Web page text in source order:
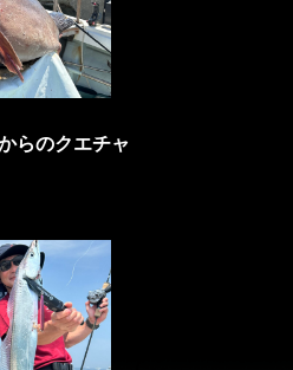
らのクエチャ